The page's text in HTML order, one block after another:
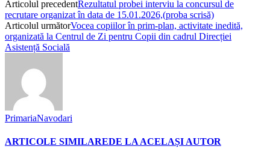
Articolul precedentRezultatul probei interviu la concursul de
recrutare organizat în data de 15.01.2026,(proba scrisă)
Articolul următorVocea copiilor în prim-plan, activitate inedită,
organizată la Centrul de Zi pentru Copii din cadrul Direcției
Asistență Socială
PrimariaNavodari
ARTICOLE SIMILAREDE LA ACELAȘI AUTOR